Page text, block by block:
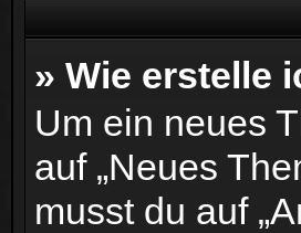
» Wie erstelle
Um ein neues
auf „Neues
musst du auf